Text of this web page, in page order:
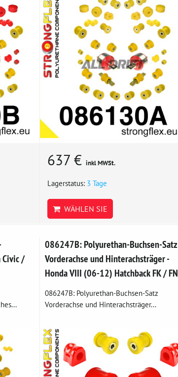
637 € inkl MWSt.
Lagerstatus: 3 Tage
WÄHLEN SIE
Civic /
086247B: Polyurethan-Buchsen-Satz
Vorderachse und Hinterachsträger -
Honda VIII (06-12) Hatchback FK / FN
086247B: Polyurethan-Buchsen-Satz
Vorderachse und Hinterachsträger...